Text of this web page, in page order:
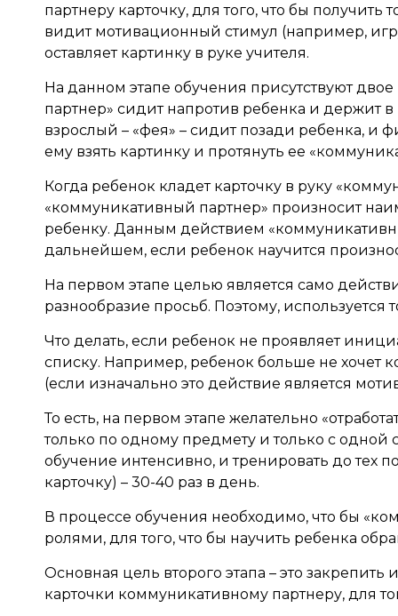
партнеру карточку, для того, что бы получить
видит мотивационный стимул (например,
оставляет картинку в руке учителя.
На данном этапе обучения присутствуют
партнер» сидит напротив ребенка и держит
взрослый – «фея» – сидит позади ребенка, и
ему взять картинку и протянуть ее
Когда ребенок кладет карточку в руку
«коммуникативный партнер» произносит
ребенку. Данным действием
дальнейшем, если ребенок научится
На первом этапе целью является само
разнообразие просьб. Поэтому,
Что делать, если ребенок не проявляет
списку. Например, ребенок больше не хочет
(если изначально это действие является
То есть, на первом этапе желательно
только по одному предмету и только с
обучение интенсивно, и тренировать до тех
карточку) – 30-40 раз в день.
В процессе обучения необходимо, что бы
ролями, для того, что бы научить ребенка
Основная цель второго этапа – это
карточки коммуникативному партнеру, для